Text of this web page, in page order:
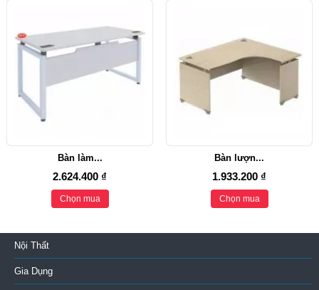
Bàn làm...
2.624.400 ₫
Chọn mua
Bàn lượn...
1.933.200 ₫
Chọn mua
Nội Thất
Gia Dụng